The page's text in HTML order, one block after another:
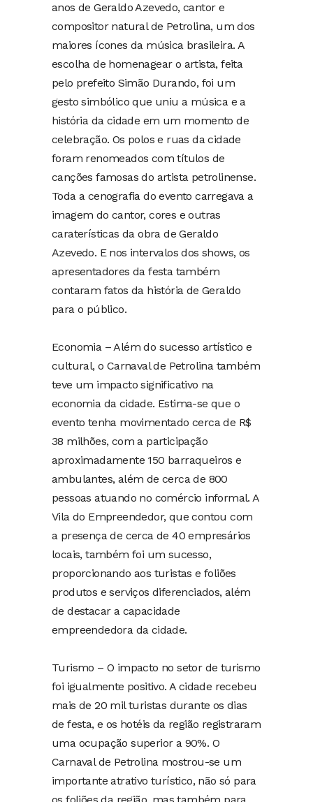
anos de Geraldo Azevedo, cantor e
compositor natural de Petrolina, um dos
maiores ícones da música brasileira. A
escolha de homenagear o artista, feita
pelo prefeito Simão Durando, foi um
gesto simbólico que uniu a música e a
história da cidade em um momento de
celebração. Os polos e ruas da cidade
foram renomeados com títulos de
canções famosas do artista petrolinense.
Toda a cenografia do evento carregava a
imagem do cantor, cores e outras
caraterísticas da obra de Geraldo
Azevedo. E nos intervalos dos shows, os
apresentadores da festa também
contaram fatos da história de Geraldo
para o público.
Economia – Além do sucesso artístico e
cultural, o Carnaval de Petrolina também
teve um impacto significativo na
economia da cidade. Estima-se que o
evento tenha movimentado cerca de R$
38 milhões, com a participação
aproximadamente 150 barraqueiros e
ambulantes, além de cerca de 800
pessoas atuando no comércio informal. A
Vila do Empreendedor, que contou com
a presença de cerca de 40 empresários
locais, também foi um sucesso,
proporcionando aos turistas e foliões
produtos e serviços diferenciados, além
de destacar a capacidade
empreendedora da cidade.
Turismo – O impacto no setor de turismo
foi igualmente positivo. A cidade recebeu
mais de 20 mil turistas durante os dias
de festa, e os hotéis da região registraram
uma ocupação superior a 90%. O
Carnaval de Petrolina mostrou-se um
importante atrativo turístico, não só para